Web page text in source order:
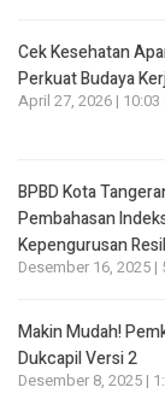
Cek Kesehatan
Perkuat Budaya
April 27, 2026 | 10:03
BPBD Kota
Pembahasan
Kepengurusan
Desember 16, 2025 |
Makin Mudah!
Dukcapil Versi 2
Desember 8, 2025 |